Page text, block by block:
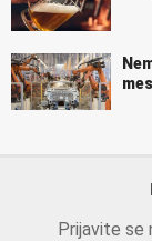
Prijavite se